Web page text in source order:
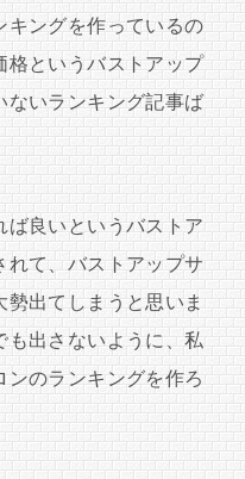
キングを作っているの
格というバストアップ
ないランキング記事ば
ば良いというバストア
れて、バストアップサ
出てしまうと思いま
も出さないように、私
のランキングを作ろ